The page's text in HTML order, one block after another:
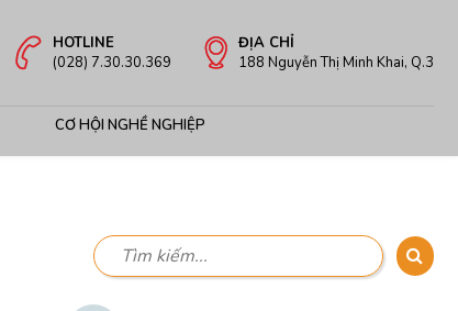
HOTLINE
(028) 7.30.30.369
ĐỊA CHỈ
188 Nguyễn Thị Minh Khai, Q.3
CƠ HỘI NGHỀ NGHIỆP